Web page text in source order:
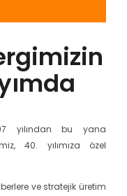
yılından bu yana
40. yılımıza özel
ve stratejik üretim